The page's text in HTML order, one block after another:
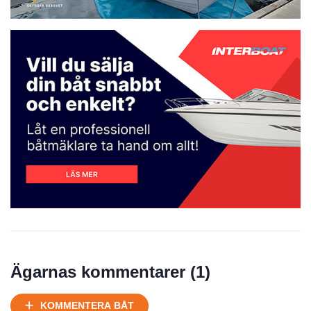
Prisstatistik
Ej körbart skick, bör transporteras på land
Ägarnas kommentarer (1)
KOMMENTERA BÅT